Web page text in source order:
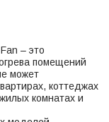
– это
помещений
может
коттеджах
комнатах и